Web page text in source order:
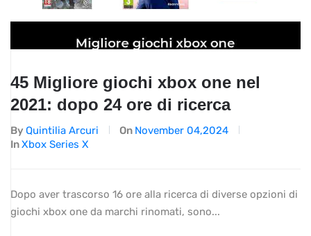
45 Migliore giochi xbox one nel
2021: dopo 24 ore di ricerca
By Quintilia Arcuri On November 04,2024
InXbox Series X
Dopo aver trascorso 16 ore alla ricerca di diverse opzioni di
giochi xbox one da marchi rinomati, sono...